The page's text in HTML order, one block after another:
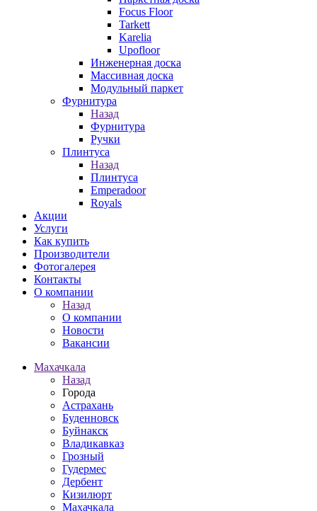
Focus Floor
Tarkett
Karelia
Upofloor
Инженерная доска
Массивная доска
Модульный паркет
Фурнитура
Назад
Фурнитура
Ручки
Плинтуса
Назад
Плинтуса
Emperadoor
Royals
Акции
Услуги
Как купить
Производители
Фотогалерея
Контакты
О компании
Назад
О компании
Новости
Вакансии
Махачкала
Назад
Города
Астрахань
Буденновск
Буйнакск
Владикавказ
Грозный
Гудермес
Дербент
Кизилюрт
Махачкала